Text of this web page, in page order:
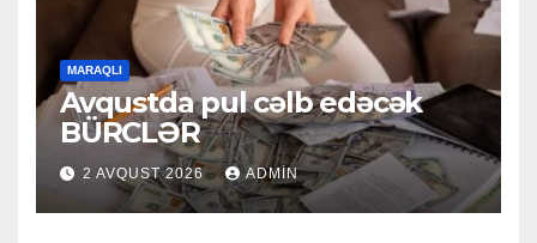
MARAQLI
Avqustda pul cəlb edəcək
BÜRCLƏR
2 AVQUST 2026 ADMIN